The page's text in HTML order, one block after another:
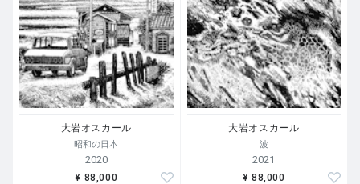
「幸い僕は自分が感じたことを作品化できるスキルを神様
から授かっている」
隱遁生活の中で彼が綴った空想の旅は「Quarantine(*) Dra
wing Series」として2020年3月~6月の間に20枚が描かれま
した。
縁あって大岩オスカールと知り合ったギャラリーノマルの
ディレクター林聡は、この貴重なドローイングを版画作品
として出版することを即決。「Quarantine Drawing Serie
大岩オスカール
昭和の日本
2020
¥ 88,000
大岩オスカール
波
2021
¥ 88,000